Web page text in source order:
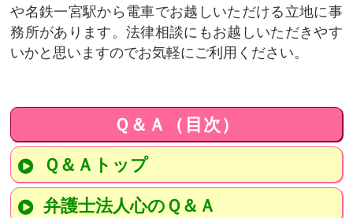
や名鉄一宮駅から電車でお越しいただける立地に事
務所があります。法律相談にもお越しいただきやす
いかと思いますのでお気軽にご利用ください。
Ｑ＆Ａ（目次）
Ｑ＆Ａトップ
弁護士法人心のＱ＆Ａ